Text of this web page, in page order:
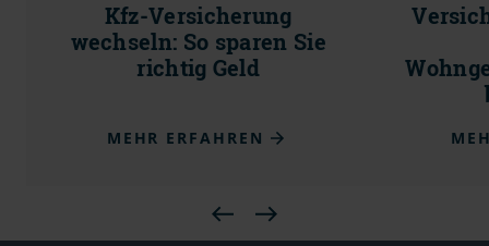
Kfz-Versicherung
wechseln: So sparen Sie
richtig Geld
MEHR ERFAHREN